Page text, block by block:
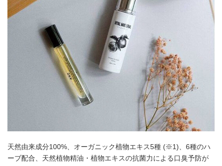
天然由来成分100%、オーガニック植物エキス5種 (※1)、6種のハ
ーブ配合、天然植物精油・植物エキスの抗菌力による口臭予防が